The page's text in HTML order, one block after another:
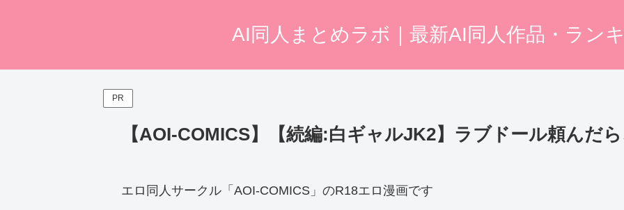
AI同人まとめラボ｜最新AI同人作品・ラン
PR
【AOI-COMICS】【続編:白ギャルJK2】ラブドール頼んだ
エロ同人サークル「AOI-COMICS」のR18エロ漫画です